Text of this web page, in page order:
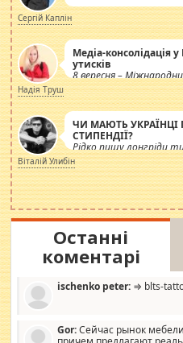
Сергій Каплін
Медіа-консолідація
утисків
8 вересня –
журналістів.
Надія Труш
ЧИ МАЮТЬ
СТИПЕНДІЇ?
Рідко пишу лонгріди
просто дістало!
навколо
роздувається ще одна
Віталій Улибін
Останні
коментарі
ischenko peter: ⇒ blts-
Gor:Сейчас рынок